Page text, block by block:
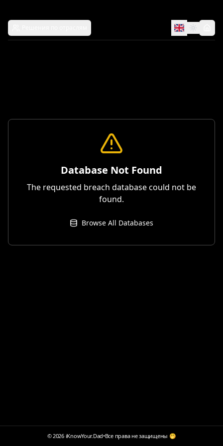
Database Not Found
The requested breach database could not be
found.
Browse All Databases
© 2026 iKnowYour.Dad•Все права не защищены 🤭